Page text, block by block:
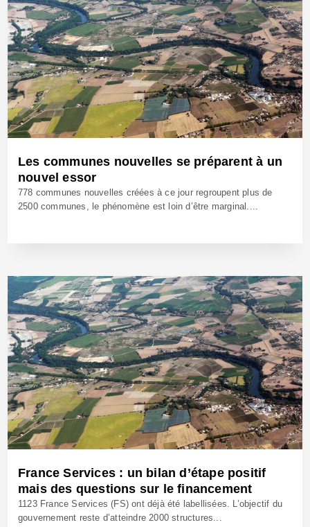
Les communes nouvelles se préparent à un
nouvel essor
778 communes nouvelles créées à ce jour regroupent plus de
2500 communes, le phénomène est loin d’être marginal....
16 Avr 2021 - Réf: BW40707
France Services : un bilan d’étape positif
mais des questions sur le financement
1123 France Services (FS) ont déjà été labellisées. L’objectif du
gouvernement reste d’atteindre 2000 structures...